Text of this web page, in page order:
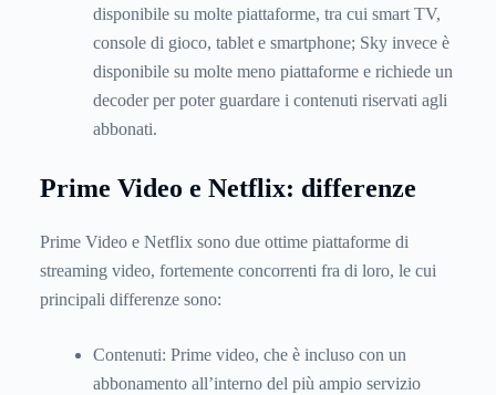
disponibile su molte piattaforme, tra cui smart TV,
console di gioco, tablet e smartphone; Sky invece è
disponibile su molte meno piattaforme e richiede un
decoder per poter guardare i contenuti riservati agli
abbonati.
Prime Video e Netflix: differenze
Prime Video e Netflix sono due ottime piattaforme di
streaming video, fortemente concorrenti fra di loro, le cui
principali differenze sono:
Contenuti: Prime video, che è incluso con un
abbonamento all’interno del più ampio servizio